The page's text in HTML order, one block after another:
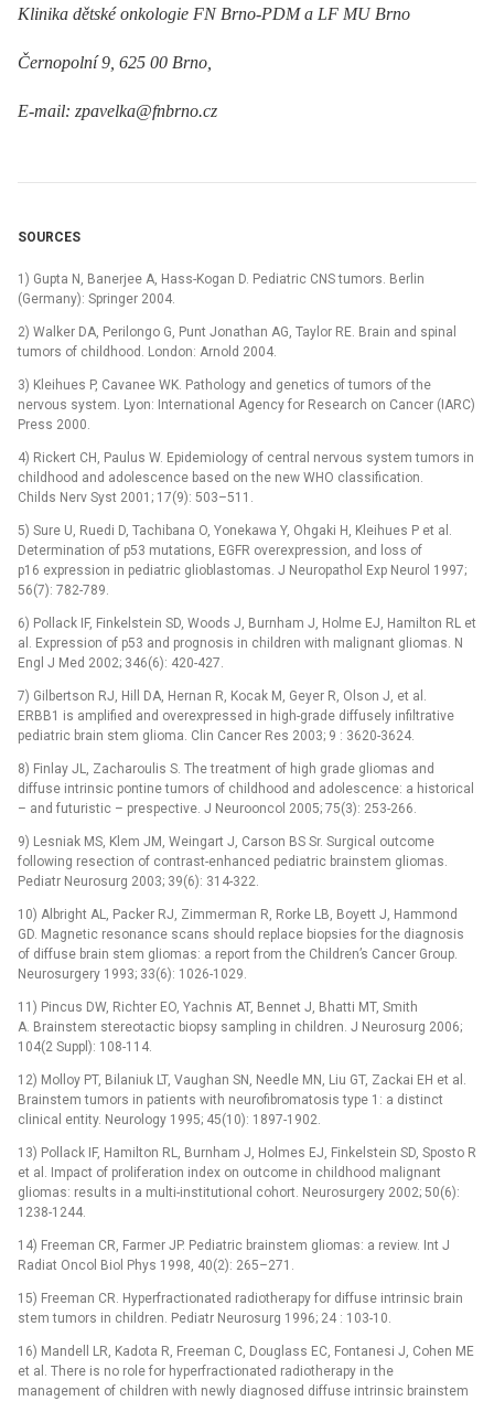
Klinika dětské onkologie FN Brno-PDM a LF MU Brno
Černopolní 9, 625 00 Brno,
E-mail: zpavelka@fnbrno.cz
SOURCES
1) Gupta N, Banerjee A, Hass-Kogan D. Pediatric CNS tumors. Berlin
(Germany): Springer 2004.
2) Walker DA, Perilongo G, Punt Jonathan AG, Taylor RE. Brain and spinal
tumors of childhood. London: Arnold 2004.
3) Kleihues P, Cavanee WK. Pathology and genetics of tumors of the
nervous system. Lyon: International Agency for Research on Cancer (IARC)
Press 2000.
4) Rickert CH, Paulus W. Epidemiology of central nervous system tumors in
childhood and adolescence based on the new WHO classification.
Childs Nerv Syst 2001; 17(9): 503–511.
5) Sure U, Ruedi D, Tachibana O, Yonekawa Y, Ohgaki H, Kleihues P et al.
Determination of p53 mutations, EGFR overexpression, and loss of
p16 expression in pediatric glioblastomas. J Neuropathol Exp Neurol 1997;
56(7): 782-789.
6) Pollack IF, Finkelstein SD, Woods J, Burnham J, Holme EJ, Hamilton RL et
al. Expression of p53 and prognosis in children with malignant gliomas. N
Engl J Med 2002; 346(6): 420-427.
7) Gilbertson RJ, Hill DA, Hernan R, Kocak M, Geyer R, Olson J, et al.
ERBB1 is amplified and overexpressed in high-grade diffusely infiltrative
pediatric brain stem glioma. Clin Cancer Res 2003; 9 : 3620-3624.
8) Finlay JL, Zacharoulis S. The treatment of high grade gliomas and
diffuse intrinsic pontine tumors of childhood and adolescence: a historical
–⁠ and futuristic –⁠ prespective. J Neurooncol 2005; 75(3): 253-266.
9) Lesniak MS, Klem JM, Weingart J, Carson BS Sr. Surgical outcome
following resection of contrast-enhanced pediatric brainstem gliomas.
Pediatr Neurosurg 2003; 39(6): 314-322.
10) Albright AL, Packer RJ, Zimmerman R, Rorke LB, Boyett J, Hammond
GD. Magnetic resonance scans should replace biopsies for the diagnosis
of diffuse brain stem gliomas: a report from the Children’s Cancer Group.
Neurosurgery 1993; 33(6): 1026-1029.
11) Pincus DW, Richter EO, Yachnis AT, Bennet J, Bhatti MT, Smith
A. Brainstem stereotactic biopsy sampling in children. J Neurosurg 2006;
104(2 Suppl): 108-114.
12) Molloy PT, Bilaniuk LT, Vaughan SN, Needle MN, Liu GT, Zackai EH et al.
Brainstem tumors in patients with neurofibromatosis type 1: a distinct
clinical entity. Neurology 1995; 45(10): 1897-1902.
13) Pollack IF, Hamilton RL, Burnham J, Holmes EJ, Finkelstein SD, Sposto R
et al. Impact of proliferation index on outcome in childhood malignant
gliomas: results in a multi-institutional cohort. Neurosurgery 2002; 50(6):
1238-1244.
14) Freeman CR, Farmer JP. Pediatric brainstem gliomas: a review. Int J
Radiat Oncol Biol Phys 1998, 40(2): 265–271.
15) Freeman CR. Hyperfractionated radiotherapy for diffuse intrinsic brain
stem tumors in children. Pediatr Neurosurg 1996; 24 : 103-10.
16) Mandell LR, Kadota R, Freeman C, Douglass EC, Fontanesi J, Cohen ME
et al. There is no role for hyperfractionated radiotherapy in the
management of children with newly diagnosed diffuse intrinsic brainstem